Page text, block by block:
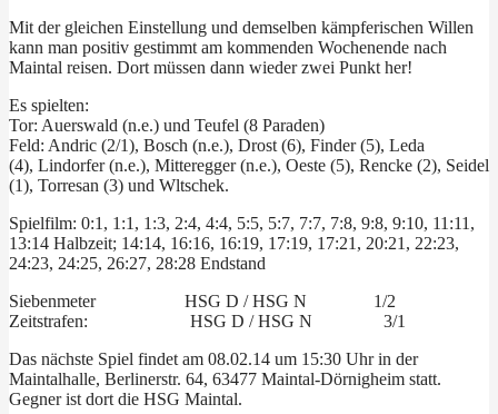
Mit der gleichen Einstellung und demselben kämpferischen Willen
kann man positiv gestimmt am kommenden Wochenende nach
Maintal reisen. Dort müssen dann wieder zwei Punkt her!
Es spielten:
Tor: Auerswald (n.e.) und Teufel (8 Paraden)
Feld: Andric (2/1), Bosch (n.e.), Drost (6), Finder (5), Leda
(4), Lindorfer (n.e.), Mitteregger (n.e.), Oeste (5), Rencke (2), Seidel
(1), Torresan (3) und Wltschek.
Spielfilm: 0:1, 1:1, 1:3, 2:4, 4:4, 5:5, 5:7, 7:7, 7:8, 9:8, 9:10, 11:11,
13:14 Halbzeit; 14:14, 16:16, 16:19, 17:19, 17:21, 20:21, 22:23,
24:23, 24:25, 26:27, 28:28 Endstand
Siebenmeter HSG D / HSG N 1/2
Zeitstrafen: HSG D / HSG N 3/1
Das nächste Spiel findet am 08.02.14 um 15:30 Uhr in der
Maintalhalle, Berlinerstr. 64, 63477 Maintal-Dörnigheim statt.
Gegner ist dort die HSG Maintal.